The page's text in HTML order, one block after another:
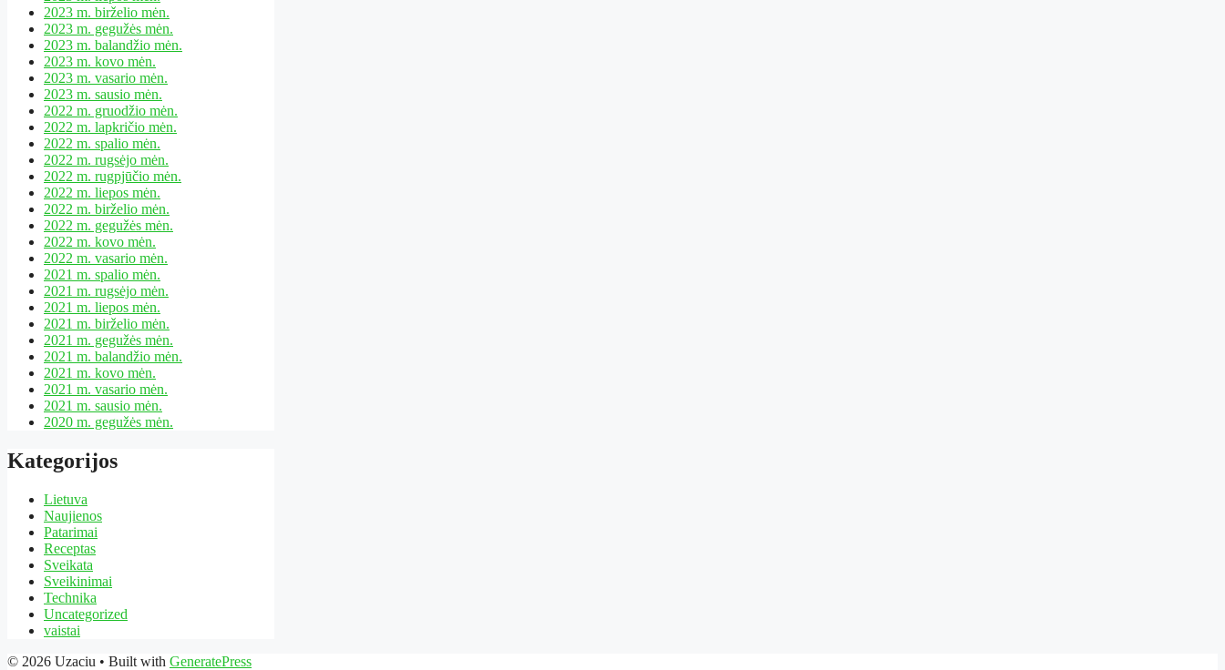
2023 m. birželio mėn.
2023 m. gegužės mėn.
2023 m. balandžio mėn.
2023 m. kovo mėn.
2023 m. vasario mėn.
2023 m. sausio mėn.
2022 m. gruodžio mėn.
2022 m. lapkričio mėn.
2022 m. spalio mėn.
2022 m. rugsėjo mėn.
2022 m. rugpjūčio mėn.
2022 m. liepos mėn.
2022 m. birželio mėn.
2022 m. gegužės mėn.
2022 m. kovo mėn.
2022 m. vasario mėn.
2021 m. spalio mėn.
2021 m. rugsėjo mėn.
2021 m. liepos mėn.
2021 m. birželio mėn.
2021 m. gegužės mėn.
2021 m. balandžio mėn.
2021 m. kovo mėn.
2021 m. vasario mėn.
2021 m. sausio mėn.
2020 m. gegužės mėn.
Kategorijos
Lietuva
Naujienos
Patarimai
Receptas
Sveikata
Sveikinimai
Technika
Uncategorized
vaistai
© 2026 Uzaciu • Built with GeneratePress